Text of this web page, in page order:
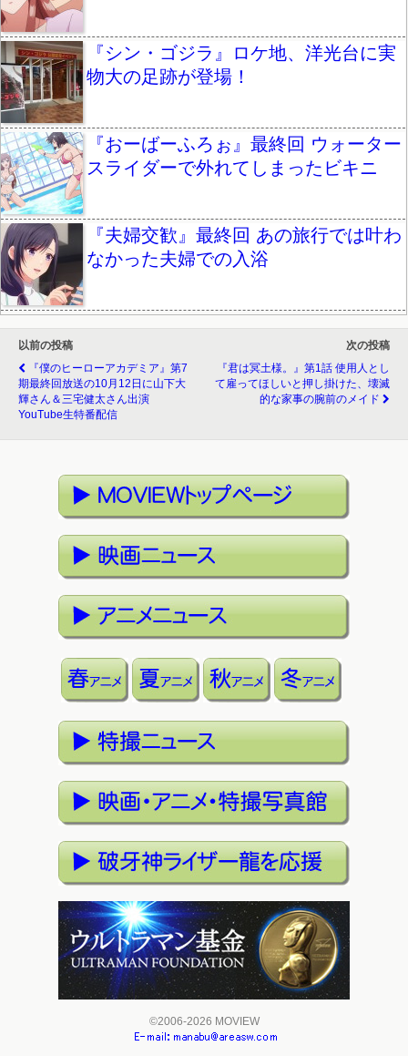
『シン・ゴジラ』ロケ地、洋光台に実
物大の足跡が登場！
『おーばーふろぉ』最終回 ウォーター
スライダーで外れてしまったビキニ
『夫婦交歓』最終回 あの旅行では叶わ
なかった夫婦での入浴
以前の投稿
『僕のヒーローアカデミア』第7
期最終回放送の10月12日に山下大
輝さん＆三宅健太さん出演
YouTube生特番配信
次の投稿
『君は冥土様。』第1話 使用人とし
て雇ってほしいと押し掛けた、壊滅
的な家事の腕前のメイド
©2006-2026 MOVIEW